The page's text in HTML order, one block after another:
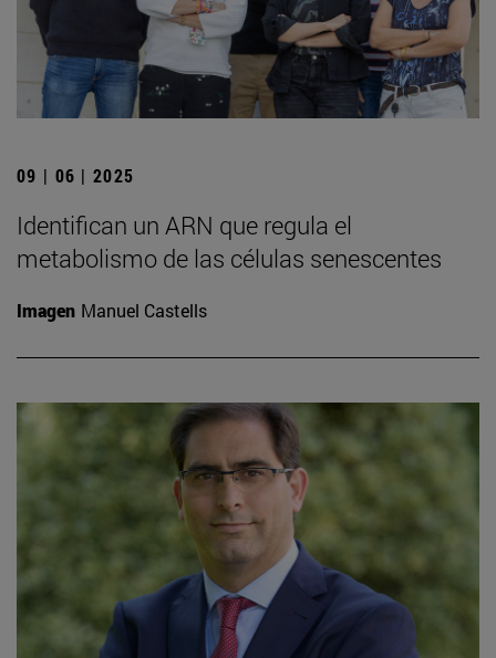
09 | 06 | 2025
Identifican un ARN que regula el
metabolismo de las células senescentes
Imagen Manuel Castells